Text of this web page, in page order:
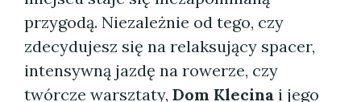
przygodą. Niezależnie od tego, czy
zdecydujesz się na relaksujący spacer,
intensywną jazdę na rowerze, czy
twórcze warsztaty, Dom Klecina i jego